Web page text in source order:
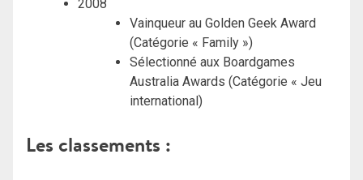
2008
Vainqueur au Golden Geek Award
(Catégorie « Family »)
Sélectionné aux Boardgames
Australia Awards (Catégorie « Jeu
international)
Les classements :